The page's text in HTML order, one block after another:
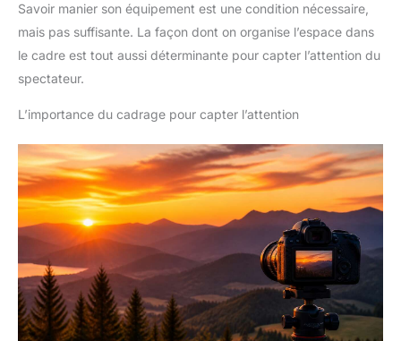
Savoir manier son équipement est une condition nécessaire,
mais pas suffisante. La façon dont on organise l’espace dans
le cadre est tout aussi déterminante pour capter l’attention du
spectateur.
L’importance du cadrage pour capter l’attention